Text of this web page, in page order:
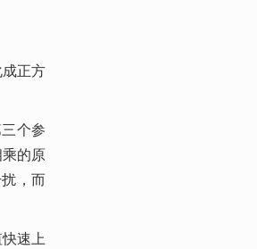
正方
个参
的原
速上